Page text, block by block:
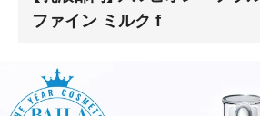
ファイン ミルク f